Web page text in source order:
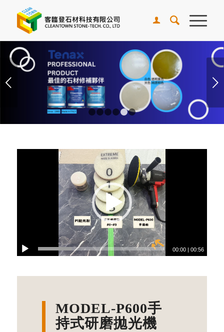
下一頁
00:00 |00:56
MODEL-P600手
持式研磨拋光機